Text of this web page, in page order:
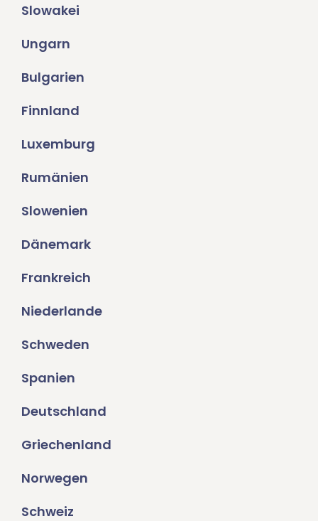
Slowakei
Ungarn
Bulgarien
Finnland
Luxemburg
Rumänien
Slowenien
Dänemark
Frankreich
Niederlande
Schweden
Spanien
Deutschland
Griechenland
Norwegen
Schweiz